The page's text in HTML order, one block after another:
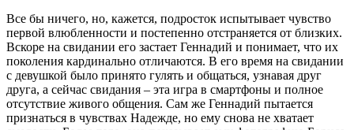
Все бы ничего, но, кажется, подросток испытывает чувство
первой влюбленности и постепенно отстраняется от близких.
Вскоре на свидании его застает Геннадий и понимает, что их
поколения кардинально отличаются. В его время на свидании
с девушкой было принято гулять и общаться, узнавая друг
друга, а сейчас свидания – эта игра в смартфоны и полное
отсутствие живого общения. Сам же Геннадий пытается
признаться в чувствах Надежде, но ему снова не хватает